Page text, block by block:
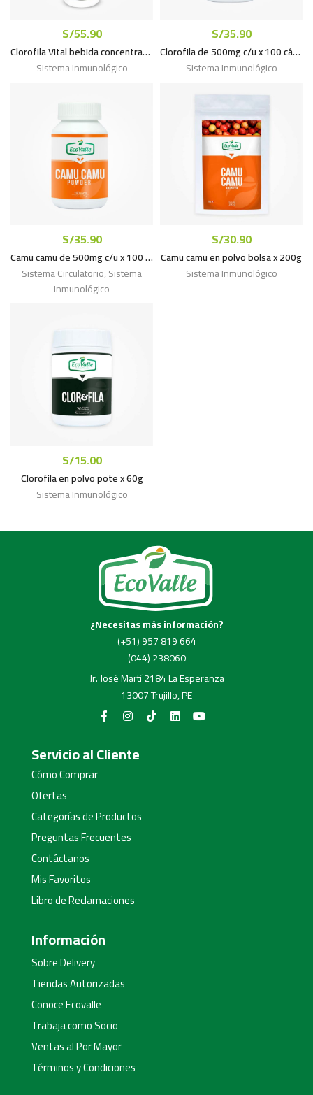
S/55.90
Clorofila Vital bebida concentrada x 600mL
Sistema Inmunológico
S/35.90
Clorofila de 500mg c/u x 100 cáps.
Sistema Inmunológico
S/35.90
Camu camu de 500mg c/u x 100 cáps.
Sistema Circulatorio,Sistema
Inmunológico
S/30.90
Camu camu en polvo bolsa x 200g
Sistema Inmunológico
S/15.00
Clorofila en polvo pote x 60g
Sistema Inmunológico
Servicio al Cliente
Cómo Comprar
Ofertas
Categorías de Productos
Preguntas Frecuentes
Contáctanos
Mis Favoritos
Libro de Reclamaciones
¿Necesitas más información?
(+51) 957 819 664
(044) 238060
Jr. José Martí 2184 La Esperanza
13007 Trujillo, PE
Información
Sobre Delivery
Tiendas Autorizadas
Conoce Ecovalle
Trabaja como Socio
Ventas al Por Mayor
Términos y Condiciones